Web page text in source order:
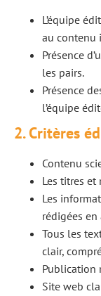
L’équipe
au contenu
Présence
les pairs.
Présence
l’équipe
2.Critères
Contenu
Les titres
Les
rédigées
Tous les
clair,
Publication
Site web